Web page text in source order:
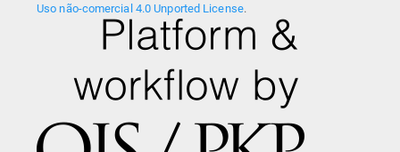
Uso não-comercial 4.0 Unported License.